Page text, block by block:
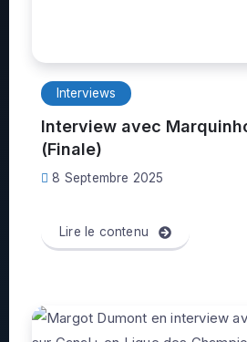
Interviews
Interview avec
(Finale)
8 Septembre 2025
Lire le contenu